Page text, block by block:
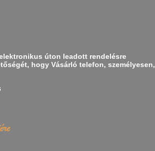
úton leadott rendelésre
hogy Vásárló telefon, személyesen,